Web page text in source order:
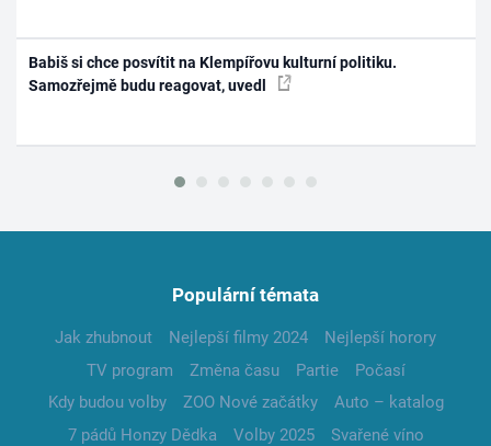
Babiš si chce posvítit na Klempířovu kulturní politiku.
Samozřejmě budu reagovat, uvedl
Populární témata
Jak zhubnout Nejlepší filmy 2024
Nejlepší horory
TV program
Změna času Partie
Počasí
Kdy budou volby
ZOO Nové začátky
Auto – katalog
7 pádů Honzy Dědka
Volby 2025
Svařené víno